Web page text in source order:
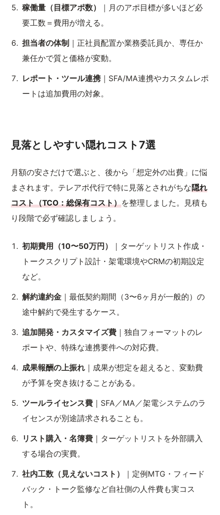
稼働量（目標アポ数）
｜月のアポ目標が多いほど必
要工数＝費用が増える。
担当者の体制 ｜正社員配置か業務委託員か、専任か
兼任かで質と価格が変動。
レポート・ツール連携 ｜SFA/MA連携やカスタムレポ
ートは追加費用の対象。
見落としやすい隠れコスト7選
月額の安さだけで選ぶと、後から「想定外の出費」に悩
まされます。テレアポ代行で特に見落とされがちな隠れ
コスト（TCO：総保有コスト）を整理しました。見積も
り段階で必ず確認しましょう。
初期費用（10〜50万円）
｜ターゲットリスト作成・
トークスクリプト設計・架電環境やCRMの初期設定
など。
解約違約金 ｜最低契約期間（3〜6ヶ月が一般的）の
途中解約で発生するケース。
追加開発・カスタマイズ費 ｜独自フォーマットのレ
ポートや、特殊な連携要件への対応費。
成果報酬の上振れ ｜成果が想定を超えると、変動費
が予算を突き抜けることがある。
ツールライセンス費 ｜SFA／MA／架電システムのラ
イセンスが別途請求されることも。
リスト購入・名簿費 ｜ターゲットリストを外部購入
する場合の実費。
社内工数（見えないコスト）
｜定例MTG・フィード
バック・トーク監修など自社側の人件費も実コス
ト。